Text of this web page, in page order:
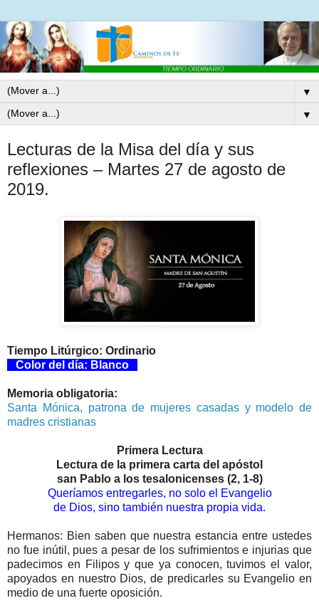
▼
▼
Lecturas de la Misa del día y sus
reflexiones – Martes 27 de agosto de
2019.
Tiempo Litúrgico: Ordinario
Color del día: Blanco
Memoria obligatoria:
Santa Mónica, patrona de mujeres casadas y modelo de
madres cristianas
Primera Lectura
Lectura de la primera carta del apóstol
san Pablo a los tesalonicenses (2, 1-8)
Queríamos entregarles, no solo el Evangelio
de Dios, sino también nuestra propia vida.
Hermanos: Bien saben que nuestra estancia entre ustedes
no fue inútil, pues a pesar de los sufrimientos e injurias que
padecimos en Filipos y que ya conocen, tuvimos el valor,
apoyados en nuestro Dios, de predicarles su Evangelio en
medio de una fuerte oposición.